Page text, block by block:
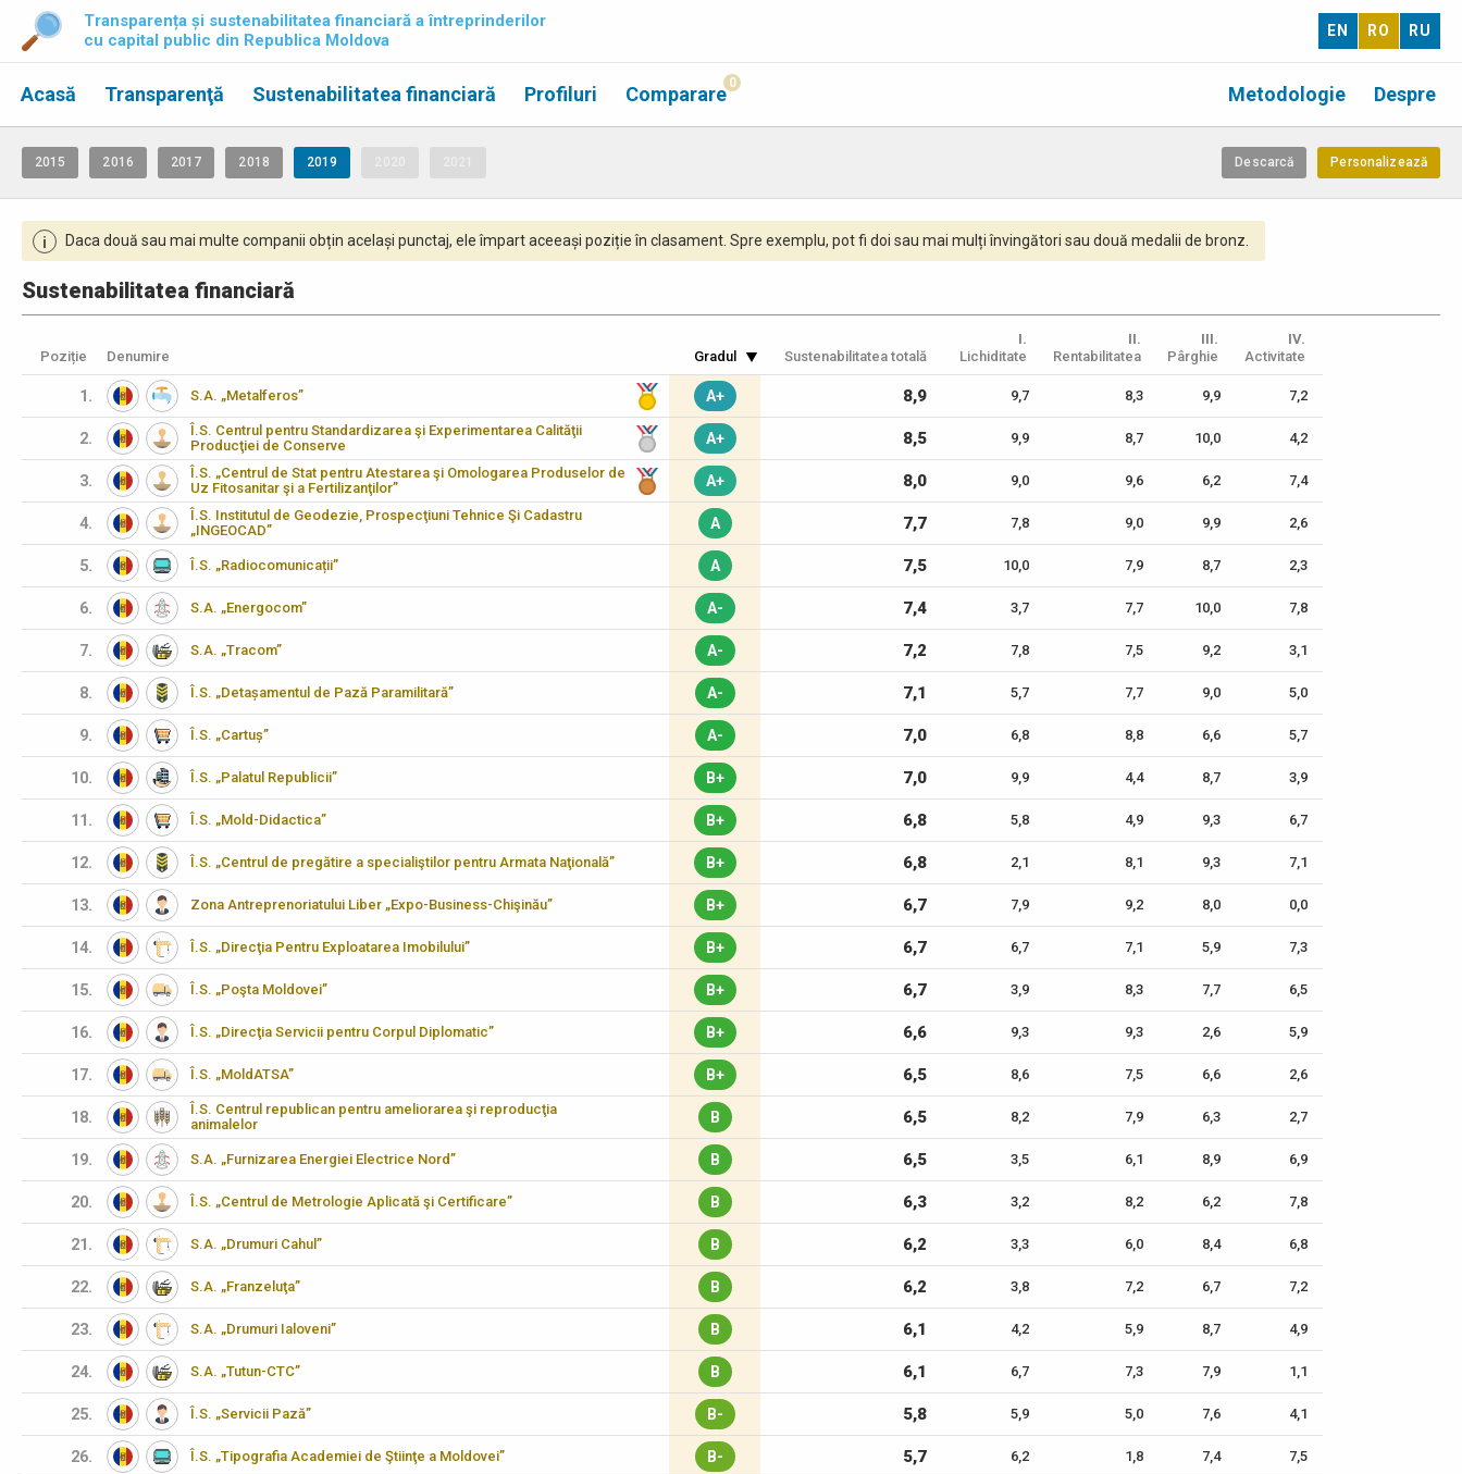
Transparența și sustenabilitatea financiară a întreprinderilor
cu capital public din Republica Moldova
EN RO RU
Acasă Transparenţă Despre
Metodologie
Sustenabilitatea financiară Profiluri Comparare 0
2015 2016 2017 2018 2019 Personalizează
Descarcă
i Daca două sau mai multe companii obțin același punctaj, ele împart aceeași poziție în clasament. Spre exemplu, pot fi doi sau mai mulți învingători sau două medalii de bronz.
Sustenabilitatea financiară
Poziție Denumire Gradul Sustenabilitatea totală
I.
Lichiditate
II.
Rentabilitatea
III.
Pârghie
IV.
Activitate
1. S.A. „Metalferos” A+ 8,9 9,7 8,3 9,9 7,2
2.
Î.S. Centrul pentru Standardizarea şi Experimentarea Calităţii
Producţiei de Conserve
A+ 8,5 9,9 8,7 10,0 4,2
3.
Î.S. „Centrul de Stat pentru Atestarea şi Omologarea Produselor de
Uz Fitosanitar şi a Fertilizanţilor”
A+ 8,0 9,0 9,6 6,2 7,4
4.
Î.S. Institutul de Geodezie, Prospecţiuni Tehnice Şi Cadastru
„INGEOCAD”
A 7,7 7,8 9,0 9,9 2,6
5. Î.S. „Radiocomunicații” A 7,5 10,0 7,9 8,7 2,3
6. S.A. „Energocom” A- 7,4 3,7 7,7 10,0 7,8
7. S.A. „Tracom” A- 7,2 7,8 7,5 9,2 3,1
8. Î.S. „Detașamentul de Pază Paramilitară” A- 7,1 5,7 7,7 9,0 5,0
9. Î.S. „Cartuș” A- 7,0 6,8 8,8 6,6 5,7
10. Î.S. „Palatul Republicii” B+ 7,0 9,9 4,4 8,7 3,9
11. Î.S. „Mold-Didactica” B+ 6,8 5,8 4,9 9,3 6,7
12. Î.S. „Centrul de pregătire a specialiştilor pentru Armata Naţională” B+ 6,8 2,1 8,1 9,3 7,1
13. Zona Antreprenoriatului Liber „Expo-Business-Chişinău” B+ 6,7 7,9 9,2 8,0 0,0
14. Î.S. „Direcţia Pentru Exploatarea Imobilului” B+ 6,7 6,7 7,1 5,9 7,3
15. Î.S. „Poşta Moldovei” B+ 6,7 3,9 8,3 7,7 6,5
16. Î.S. „Direcţia Servicii pentru Corpul Diplomatic” B+ 6,6 9,3 9,3 2,6 5,9
17. Î.S. „MoldATSA” B+ 6,5 8,6 7,5 6,6 2,6
18.
Î.S. Centrul republican pentru ameliorarea şi reproducţia
animalelor
B 6,5 8,2 7,9 6,3 2,7
19. S.A. „Furnizarea Energiei Electrice Nord” B 6,5 3,5 6,1 8,9 6,9
20. Î.S. „Centrul de Metrologie Aplicată şi Certificare” B 6,3 3,2 8,2 6,2 7,8
21. S.A. „Drumuri Cahul” B 6,2 3,3 6,0 8,4 6,8
22. S.A. „Franzeluţa” B 6,2 3,8 7,2 6,7 7,2
23. S.A. „Drumuri Ialoveni” B 6,1 4,2 5,9 8,7 4,9
24. S.A. „Tutun-CTC” B 6,1 6,7 7,3 7,9 1,1
25. Î.S. „Servicii Pază” B- 5,8 5,9 5,0 7,6 4,1
26. Î.S. „Tipografia Academiei de Ştiinţe a Moldovei” B- 5,7 6,2 1,8 7,4 7,5